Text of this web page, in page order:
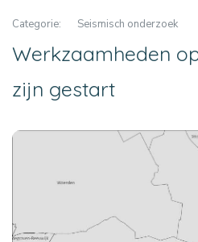
Categorie: Seismisch onderzoek
Werkzaamheden
zijn gestart